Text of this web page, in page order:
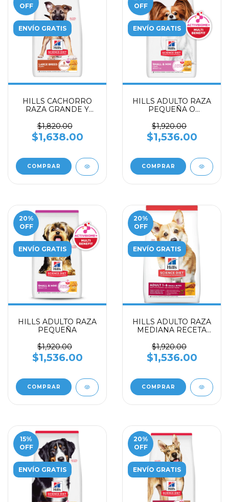
OFF
ENVÍO GRATIS
HILLS CACHORRO
RAZA GRANDE Y
$1,820.00
$1,638.00
COMPRAR
OFF
ENVÍO GRATIS
HILLS ADULTO RAZA
PEQUEÑA O
$1,920.00
$1,536.00
COMPRAR
20%
OFF
ENVÍO GRATIS
HILLS ADULTO RAZA
PEQUEÑA
$1,920.00
$1,536.00
COMPRAR
20%
OFF
ENVÍO GRATIS
HILLS ADULTO RAZA
MEDIANA RECETA
$1,920.00
$1,536.00
COMPRAR
15%
OFF
ENVÍO GRATIS
20%
OFF
ENVÍO GRATIS